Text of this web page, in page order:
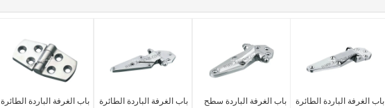
باب الغرفة الباردة الطائرة
باب الغرفة الباردة الطائرة
باب الغرفة الباردة سطح
باب الغرفة الباردة الطائرة